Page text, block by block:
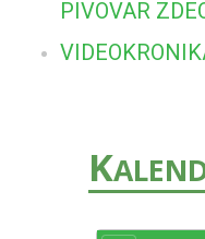
PIVOVAR
K